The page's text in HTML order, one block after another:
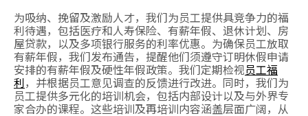
为吸纳、挽留及激励人才，我们为员工提供具竞争力的福
利待遇，包括医疗和人寿保险、有薪年假、退休计划、房
屋贷款，以及多项银行服务的利率优惠。为确保员工放取
有薪年假，我们发布通告，提醒他们须遵守订明休假申请
安排的有薪年假及硬性年假政策。我们定期检视员工福
利，并根据员工意见调查的反馈进行改进。同时，我们为
员工提供多元化的培训机会，包括内部设计以及与外界专
家合办的课程。这些培训及再培训内容涵盖层面广阔，从